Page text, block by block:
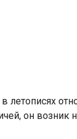
он возник